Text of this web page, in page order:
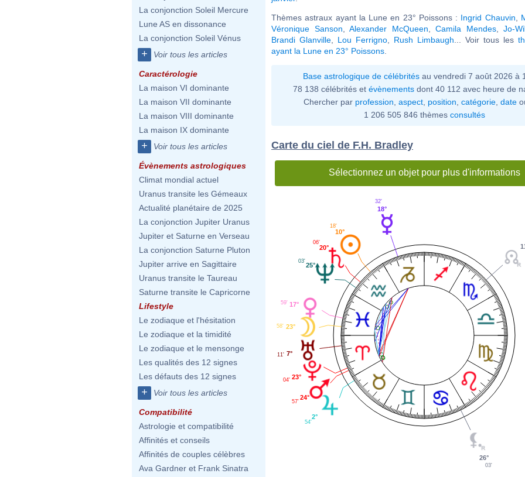
La conjonction Soleil Mercure
Lune AS en dissonance
La conjonction Soleil Vénus
+ Voir tous les articles
Caractérologie
La maison VI dominante
La maison VII dominante
La maison VIII dominante
La maison IX dominante
+ Voir tous les articles
Évènements astrologiques
Climat mondial actuel
Uranus transite les Gémeaux
Actualité planétaire de 2025
La conjonction Jupiter Uranus
Jupiter et Saturne en Verseau
La conjonction Saturne Pluton
Jupiter arrive en Sagittaire
Uranus transite le Taureau
Saturne transite le Capricorne
Lifestyle
Le zodiaque et l'hésitation
Le zodiaque et la timidité
Le zodiaque et le mensonge
Les qualités des 12 signes
Les défauts des 12 signes
+ Voir tous les articles
Compatibilité
Astrologie et compatibilité
Affinités et conseils
Affinités de couples célèbres
Ava Gardner et Frank Sinatra
Thèmes astraux ayant la Lune en 23° Poissons : Ingrid Chauvin
Véronique Sanson ,Alexander McQueen ,Camila Mendes,Jo-
Brandi Glanville
Lou Ferrigno Rush Limbaugh ... Voir tous les
ayant la Lune en 23° Poissons
Base astrologique de célébrités au vendredi 7 août 2026 à
78 138 célébrités et évènementsdont 40 112 avec heure de
Chercher par profession aspect position catégorie date
1 206 505 846 thèmes consultés
Carte du ciel de F.H. Bradley
Sélectionnez un objet pour plus d'informations
18°
32'
10°
18'
20°
06'
25°
03'
17°
59'
23°
58'
7°
11'
23°
04'
24°
57'
2°
54'
26°
03'